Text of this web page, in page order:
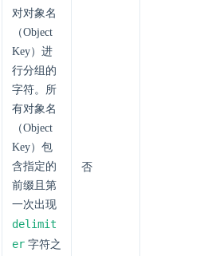
对对象名
（Object
Key）进
行分组的
字符。所
有对象名
（Object
Key）包
含指定的
前缀且第
一次出现
delimit
er 字符之
否